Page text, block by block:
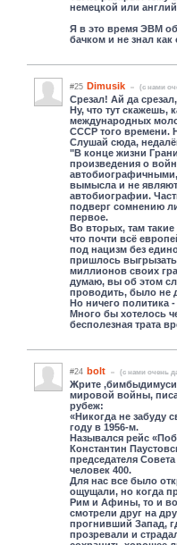
немецкой или
Я в это время ЭВМ
бачком и не знал
#25 Dimusik (c нами
Срезал! Ай да
Ну, что тут скажешь,
международных
СССР того времени.
Слушай сюда,
"В конце жизни
произведения о
вымысла и не
автобиографии.
подверг сомнению
первое.
Во вторых, там
что почти всё
под нацизм без
пришлось
миллионов своих
думаю, вы об этом
проводить, было не
Но ничего политика
Много бы хотелось
бесполезная трата
#24 bolt (c нами очень
Жрите
мировой войны,
рубеж:
«Никогда не забуду
году в 1956-м.
Назывался рейс
Константин
председателя
человек 400.
Для нас все было
ощущали, но когда
Рим и Афины, то и
смотрели друг на
прогнивший Запад,
прозревали и